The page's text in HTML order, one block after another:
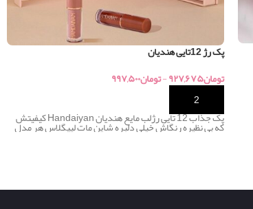
پک رژ 12تایی هندیان
تومان۹۲۷,۶۷۵-تومان۹۹۷,۵۰۰
پک جذاب 12 تایی رژلب مایع هندیان Handaiyan کیفیتش
که بی نظیره رنگاش خیلی دلبره شاین مات لیپگلاس هر مدل